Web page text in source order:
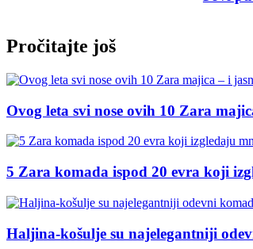
Pročitajte još
Ovog leta svi nose ovih 10 Zara
5 Zara komada ispod 20 evra koji
Haljina-košulje su najelegantniji